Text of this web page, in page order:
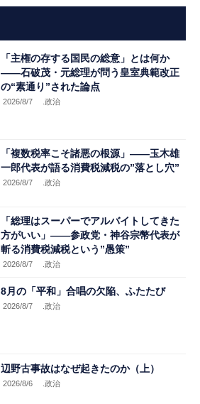
「主権の存する国民の総意」とは何か
――石破茂・元総理が問う皇室典範改正
の“素通り”された論点
2026/8/7 .政治
「複数税率こそ諸悪の根源」――玉木雄
一郎代表が語る消費税減税の”落とし穴”
2026/8/7 .政治
「総理はスーパーでアルバイトしてきた
方がいい」――参政党・神谷宗幣代表が
斬る消費税減税という”愚策”
2026/8/7 .政治
8月の「平和」合唱の欠陥、ふたたび
2026/8/7 .政治
辺野古事故はなぜ起きたのか（上）
2026/8/6 .政治